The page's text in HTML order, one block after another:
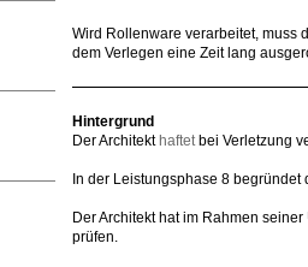
Wird Rollenware verarbeitet, muss
dem Verlegen eine Zeit lang
Hintergrund
Der Architekt haftetbei Verletzung
In der Leistungsphase 8
Der Architekt hat im Rahmen
prüfen.